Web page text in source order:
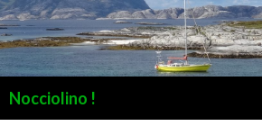
Nocciolino !